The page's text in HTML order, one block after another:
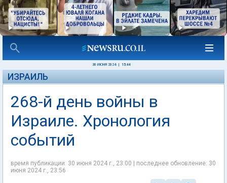
30 ИЮНЯ 2024 15:44
ИЗРАИЛЬ
268-й день войны в
Израиле. Хронология
событий
время публикации: 30 июня 2024 г., 23:00 | последнее обновление: 30
июня 2024 г., 23:56